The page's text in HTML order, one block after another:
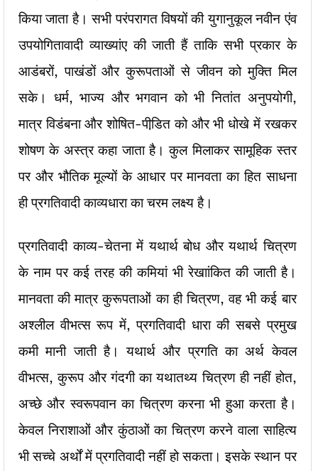
किया जाता है। सभी परंपरागत विषयों की युगानुकूल नवीन एंव
उपयोगितावादी व्याख्यांए की जाती हैं ताकि सभी प्रकार के
आडंबरों, पाखंडों और कुरूपताओं से जीवन को मुक्ति मिल
सके। धर्म, भाज्य और भगवान को भी नितांत अनुपयोगी,
मात्र विडंबना और शोषित-पीडि़त को और भी धोखे में रखकर
शोषण के अस्त्र कहा जाता है। कुल मिलाकर सामूहिक स्तर
पर और भौतिक मूल्यों के आधार पर मानवता का हित साधना
ही प्रगतिवादी काव्यधारा का चरम लक्ष्य है।
प्रगतिवादी काव्य-चेतना में यथार्थ बोध और यथार्थ चित्रण
के नाम पर कई तरह की कमियां भी रेखाांकित की जाती है।
मानवता की मात्र कुरूपताओं का ही चित्रण, वह भी कई बार
अश्लील वीभत्स रूप में, प्रगतिवादी धारा की सबसे प्रमुख
कमी मानी जाती है। यथार्थ और प्रगति का अर्थ केवल
वीभत्स, कुरूप और गंदगी का यथातथ्य चित्रण ही नहीं होत,
अच्छे और स्वरूपवान का चित्रण करना भी हुआ करता है।
केवल निराशाओं और कुंठाओं का चित्रण करने वाला साहित्य
भी सच्चे अर्थों में प्रगतिवादी नहीं हो सकता। इसके स्थान पर